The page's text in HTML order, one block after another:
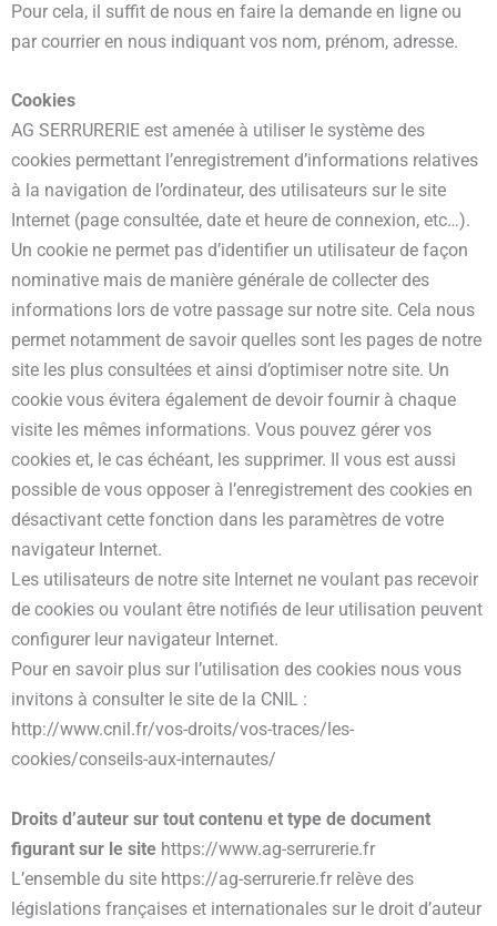
Pour cela, il suffit de nous en faire la demande en ligne ou
par courrier en nous indiquant vos nom, prénom, adresse.
Cookies
AG SERRURERIE est amenée à utiliser le système des
cookies permettant l’enregistrement d’informations relatives
à la navigation de l’ordinateur, des utilisateurs sur le site
Internet (page consultée, date et heure de connexion, etc…).
Un cookie ne permet pas d’identifier un utilisateur de façon
nominative mais de manière générale de collecter des
informations lors de votre passage sur notre site. Cela nous
permet notamment de savoir quelles sont les pages de notre
site les plus consultées et ainsi d’optimiser notre site. Un
cookie vous évitera également de devoir fournir à chaque
visite les mêmes informations. Vous pouvez gérer vos
cookies et, le cas échéant, les supprimer. Il vous est aussi
possible de vous opposer à l’enregistrement des cookies en
désactivant cette fonction dans les paramètres de votre
navigateur Internet.
Les utilisateurs de notre site Internet ne voulant pas recevoir
de cookies ou voulant être notifiés de leur utilisation peuvent
configurer leur navigateur Internet.
Pour en savoir plus sur l’utilisation des cookies nous vous
invitons à consulter le site de la CNIL :
http://www.cnil.fr/vos-droits/vos-traces/les-
cookies/conseils-aux-internautes/
Droits d’auteur sur tout contenu et type de document
figurant sur le site https://www.ag-serrurerie.fr
L’ensemble du site https://ag-serrurerie.fr relève des
législations françaises et internationales sur le droit d’auteur